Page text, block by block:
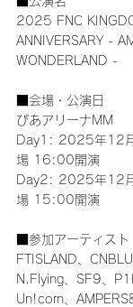
2025 FNC
ANNIVERSARY -
WONDERLAND -
■会場・公演日
ぴあアリーナMM
Day1: 2025年12
場 16:00開演
Day2: 2025年12
場 15:00開演
■参加アーティスト
FTISLAND、
N.Flying、SF9、
Un!corn、